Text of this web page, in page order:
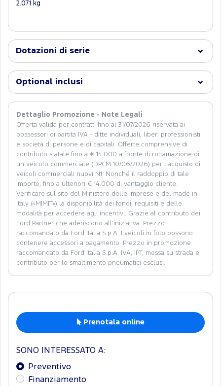
2.071 kg
Dotazioni di serie
Optional inclusi
Dettaglio Promozione - Note Legali
Offerta valida per contratti fino al 31/07/2026 riservata ai
possessori di partita IVA - ditte individuali, liberi professionisti
e società di persone e di capitali. Offerte comprensive di
contributo statale fino a € 14.000 a fronte di rottamazione di
un veicolo commerciale (DPCM 10/06/2026) per l’acquisto di
veicoli commerciali nuovi N1. Nonché il raddoppio di tale
importo, fino a ulteriori € 14.000 di vantaggio cliente.
Verificare sul sito del Ministero delle imprese e del made in
Italy («MIMIT») la disponibilità dei fondi, requisiti e delle
modalità per accedere agli incentivi. Grazie al contributo dei
Ford Partner che aderiscono all’iniziativa. Prezzo
raccomandato da Ford Italia S.p.A. I veicoli in foto possono
contenere accessori a pagamento. Prezzo in promozione
raccomandato da Ford Italia S.p.A. IVA, IPT, messa su strada e
contributo per lo smaltimento pneumatici esclusi.
Prenotala online
SONO INTERESSATO A:
Preventivo
Finanziamento